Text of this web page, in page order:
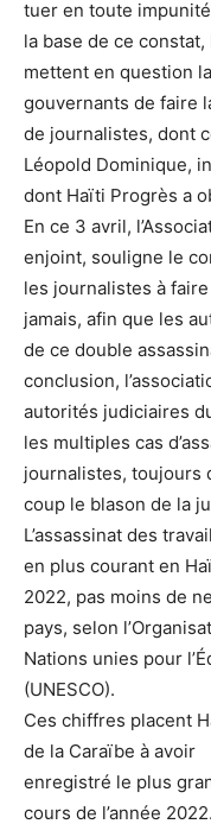
tuer en toute
la base de ce
mettent en question
gouvernants de faire
de journalistes, dont
Léopold Dominique,
dont Haïti Progrès a
En ce 3 avril,
enjoint, souligne le
les journalistes à
jamais, afin que les
de ce double
conclusion,
autorités judiciaires
les multiples cas
journalistes, toujours
coup le blason de la
L’assassinat des
en plus courant en
2022, pas moins de
pays, selon
Nations unies pour
(UNESCO).
Ces chiffres placent
de la Caraïbe à avoir
enregistré le plus
cours de l’année 2022.